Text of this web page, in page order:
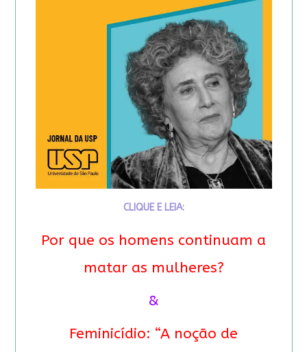
CLIQUE E LEIA:
Por que os homens continuam a
matar as mulheres?
&
Feminicídio: “A noção de